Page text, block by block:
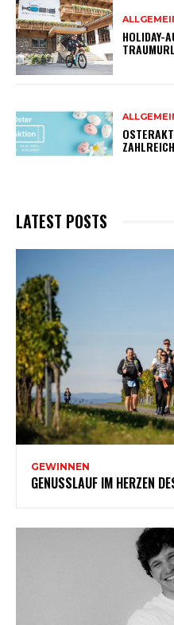
HOLIDAY-
LATEST POSTS
GEWINNEN
GENUSSLAUF IM HERZEN